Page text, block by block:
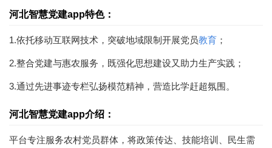
河北智慧党建app特色：
1.依托移动互联网技术，突破地域限制开展党员教育 ；
2.整合党建与惠农服务，既强化思想建设又助力生产实践；
3.通过先进事迹专栏弘扬模范精神，营造比学赶超氛围。
河北智慧党建app介绍：
平台专注服务农村党员群体，将政策传达、技能培训、民生需